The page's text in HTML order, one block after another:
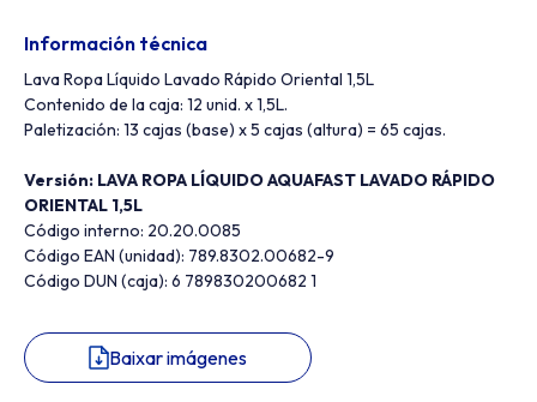
Información técnica
Lava Ropa Líquido Lavado Rápido Oriental 1,5L
Contenido de la caja: 12 unid. x 1,5L.
Paletización: 13 cajas (base) x 5 cajas (altura) = 65 cajas.
Versión: LAVA ROPA LÍQUIDO AQUAFAST LAVADO RÁPIDO
ORIENTAL 1,5L
Código interno: 20.20.0085
Código EAN (unidad): 789.8302.00682-9
Código DUN (caja): 6 789830200682 1
Baixar imágenes